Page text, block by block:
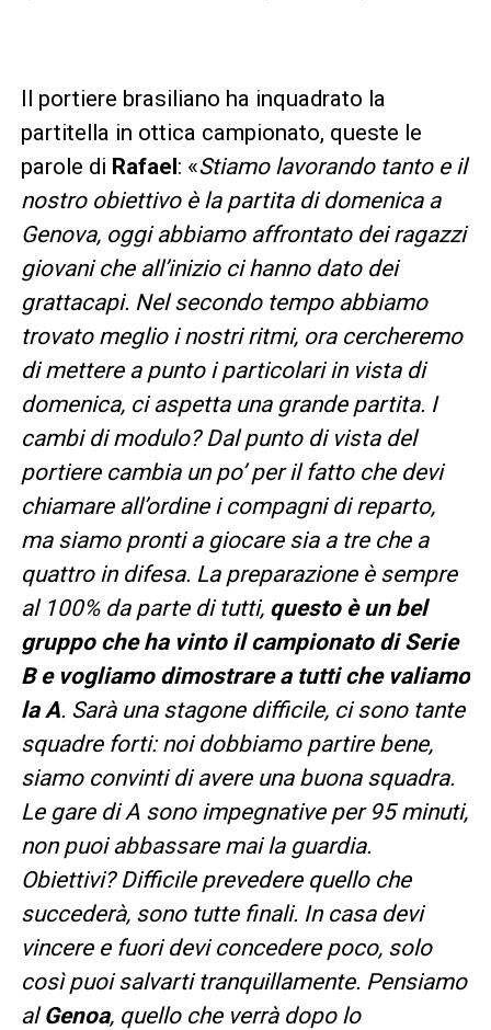
Il portiere brasiliano ha inquadrato la
partitella in ottica campionato, queste le
parole di Rafael: «Stiamo lavorando tanto e il
nostro obiettivo è la partita di domenica a
Genova, oggi abbiamo affrontato dei ragazzi
giovani che all’inizio ci hanno dato dei
grattacapi. Nel secondo tempo abbiamo
trovato meglio i nostri ritmi, ora cercheremo
di mettere a punto i particolari in vista di
domenica, ci aspetta una grande partita. I
cambi di modulo? Dal punto di vista del
portiere cambia un po’ per il fatto che devi
chiamare all’ordine i compagni di reparto,
ma siamo pronti a giocare sia a tre che a
quattro in difesa. La preparazione è sempre
al 100% da parte di tutti, questo è un bel
gruppo che ha vinto il campionato di Serie
B e vogliamo dimostrare a tutti che valiamo
la A. Sarà una stagone difficile, ci sono tante
squadre forti: noi dobbiamo partire bene,
siamo convinti di avere una buona squadra.
Le gare di A sono impegnative per 95 minuti,
non puoi abbassare mai la guardia.
Obiettivi? Difficile prevedere quello che
succederà, sono tutte finali. In casa devi
vincere e fuori devi concedere poco, solo
così puoi salvarti tranquillamente. Pensiamo
alGenoa, quello che verrà dopo lo